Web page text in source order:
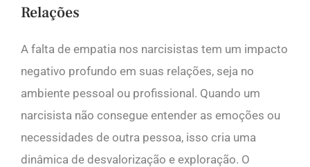
Relações
A falta de empatia nos narcisistas tem um impacto
negativo profundo em suas relações, seja no
ambiente pessoal ou profissional. Quando um
narcisista não consegue entender as emoções ou
necessidades de outra pessoa, isso cria uma
dinâmica de desvalorização e exploração. O